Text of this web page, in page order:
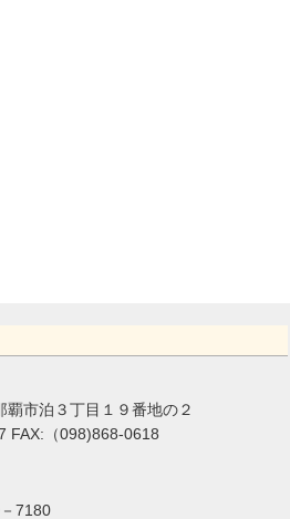
市泊３丁目１９番地の２
FAX:（098)868-0618
7180